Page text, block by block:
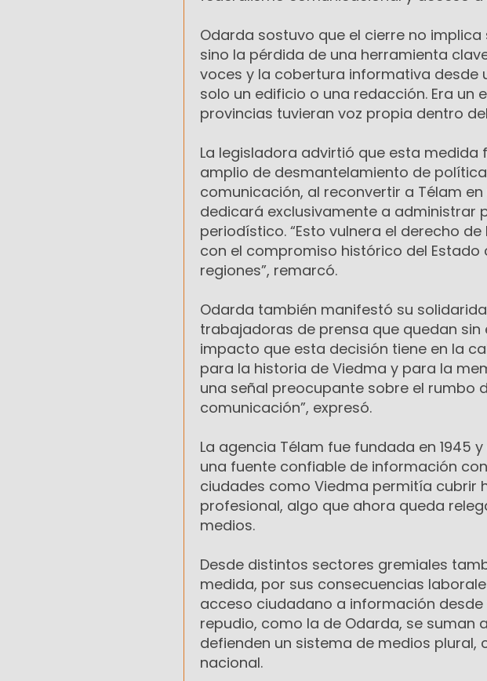
Odarda sostuvo que el cierre no
sino la pérdida de una herramienta
voces y la cobertura informativa desde
solo un edificio o una redacción. Era
provincias tuvieran voz propia dentro
La legisladora advirtió que esta
amplio de desmantelamiento de
comunicación, al reconvertir a Télam
dedicará exclusivamente a administrar
periodístico. “Esto vulnera el derecho
con el compromiso histórico del
regiones”, remarcó.
Odarda también manifestó su
trabajadoras de prensa que quedan
impacto que esta decisión tiene en la
para la historia de Viedma y para la
una señal preocupante sobre el rumbo
comunicación”, expresó.
La agencia Télam fue fundada en 1945
una fuente confiable de información
ciudades como Viedma permitía cubrir
profesional, algo que ahora queda
medios.
Desde distintos sectores gremiales
medida, por sus consecuencias
acceso ciudadano a información desde
repudio, como la de Odarda, se suman
defienden un sistema de medios
nacional.